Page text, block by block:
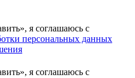
я соглашаюсь с
персональных данных
я соглашаюсь с